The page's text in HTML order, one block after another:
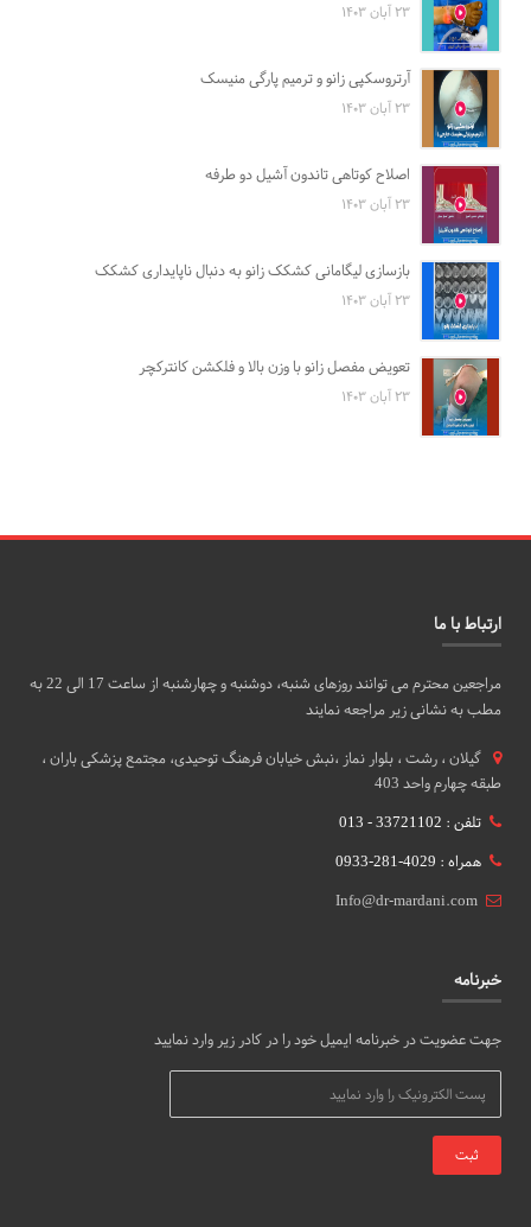
۲۳ آبان ۱۴۰۳
آرتروسکپی زانو و ترمیم پارگی منیسک
۲۳ آبان ۱۴۰۳
اصلاح کوتاهی تاندون آشیل دو طرفه
۲۳ آبان ۱۴۰۳
بازسازی لیگامانی کشکک زانو به دنبال ناپایداری کشکک
۲۳ آبان ۱۴۰۳
تعویض مفصل زانو با وزن بالا و فلکشن کانترکچر
۲۳ آبان ۱۴۰۳
ارتباط با ما
مراجعین محترم می توانند روزهای شنبه، دوشنبه و چهارشنبه از ساعت 17 الی 22 به
مطب به نشانی زیر مراجعه نمایند
گيلان ، رشت ، بلوار نماز ،نبش خیابان فرهنگ توحیدی، مجتمع پزشکی باران ،
طبقه چهارم واحد 403
تلفن : 33721102 - 013
همراه : 4029-281-0933
Info@dr-mardani.com
خبرنامه
جهت عضویت در خبرنامه ایمیل خود را در کادر زیر وارد نمایید